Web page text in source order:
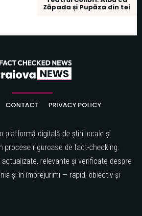
Zăpada și Pupăza din tei
CONTACT PRIVACY POLICY
platformă digitală de știri locale și
procese riguroase de fact-checking.
relevante și verificate despre
și în împrejurimi — rapid, obiectiv și